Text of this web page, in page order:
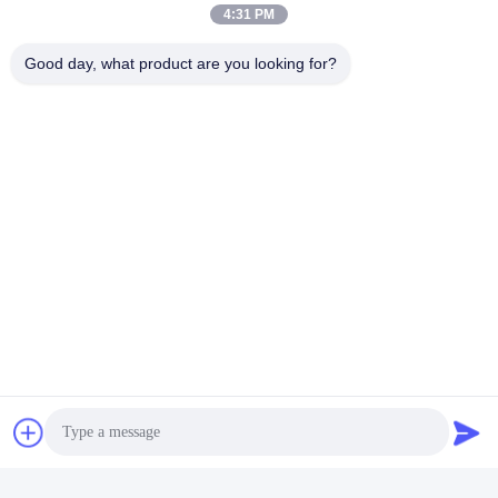
China Goede kwaliteit De Machine van filmrewinder Auteursrecht © 2026
4:31 PM
Good day, what product are you looking for?